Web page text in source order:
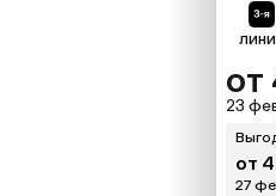
от
23
от
27